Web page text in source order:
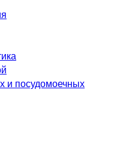
и посудомоечных